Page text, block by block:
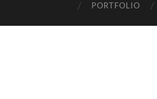
PORTFOLIO